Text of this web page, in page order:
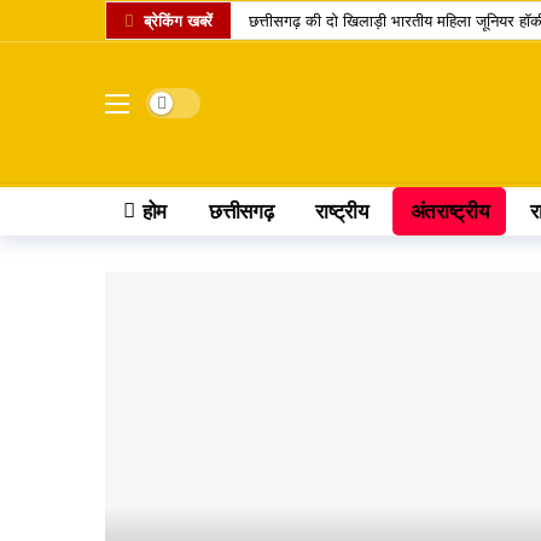
ब्रेकिंग खबरें छत्तीसगढ़ की दो खिलाड़ी भारतीय महिला जूनियर
UPI पेमेंट पर लगेगा चार्ज? लोकसभा में पास विधेयक
अतीक अहमद का एक और चिराग बुझा, छोटे बेटे की
चंद्र ग्रहण 2026: क्या रक्षाबंधन के दिन भारत में
Dark mode
होम छत्तीसगढ़ राष्ट्रीय अंतराष्ट्रीय